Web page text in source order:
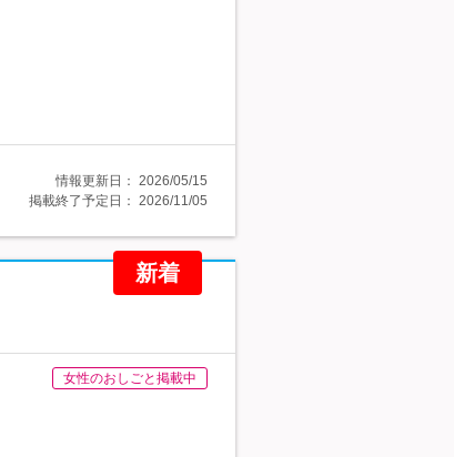
情報更新日： 2026/05/15
掲載終了予定日： 2026/11/05
新着
女性のおしごと掲載中